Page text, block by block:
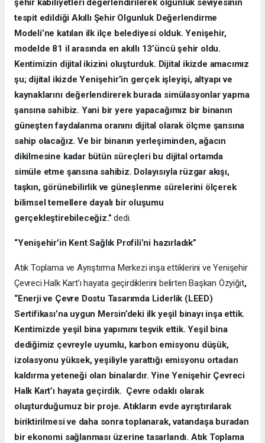
tespit edildiği Akıllı Şehir Olgunluk Değerlendirme
Modeli’ne katılan ilk ilçe belediyesi olduk. Yenişehir,
modelde 81 il arasında en akıllı 13’üncü şehir oldu.
Kentimizin dijital ikizini oluşturduk. Dijital ikizde amacımız
şu; dijital ikizde Yenişehir’in gerçek işleyişi, altyapı ve
kaynaklarını değerlendirerek burada simülasyonlar yapma
şansına sahibiz. Yani bir yere yapacağımız bir binanın
güneşten faydalanma oranını dijital olarak ölçme şansına
sahip olacağız. Ve bir binanın yerleşiminden, ağacın
dikilmesine kadar bütün süreçleri bu dijital ortamda
simüle etme şansına sahibiz. Dolayısıyla rüzgar akışı,
taşkın, görünebilirlik ve güneşlenme sürelerini ölçerek
bilimsel temellere dayalı bir oluşumu
gerçekleştirebileceğiz.”dedi.
“Yenişehir’in Kent Sağlık Profili’ni hazırladık”
Atık Toplama ve Ayrıştırma Merkezi inşa ettiklerini ve Yenişehir
Çevreci Halk Kart’ı hayata geçirdiklerini belirten Başkan Özyiğit,
“Enerji ve Çevre Dostu Tasarımda Liderlik (LEED)
Sertifikası’na uygun Mersin’deki ilk yeşil binayı inşa ettik.
Kentimizde yeşil bina yapımını teşvik ettik. Yeşil bina
dediğimiz çevreyle uyumlu, karbon emisyonu düşük,
izolasyonu yüksek, yeşiliyle yarattığı emisyonu ortadan
kaldırma yeteneği olan binalardır. Yine Yenişehir Çevreci
Halk Kart’ı hayata geçirdik. Çevre odaklı olarak
oluşturduğumuz bir proje. Atıkların evde ayrıştırılarak
biriktirilmesi ve daha sonra toplanarak, vatandaşa buradan
bir ekonomi sağlanması üzerine tasarlandı. Atık Toplama